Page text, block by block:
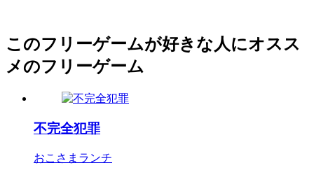
このフリーゲームが好きな人にオスス
メのフリーゲーム
不完全犯罪
おこさまランチ